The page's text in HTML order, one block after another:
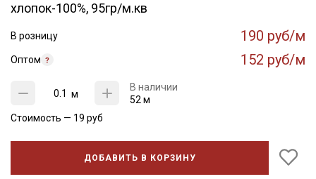
хлопок-100%, 95гр/м.кв
В розницу 190 руб/м
Оптом 152 руб/м
м
В наличии
52 м
Стоимость — 19 руб
ДОБАВИТЬ В КОРЗИНУ